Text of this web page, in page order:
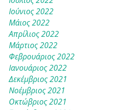
Ιούνιος 2022
Μάιος 2022
Απρίλιος 2022
Μάρτιος 2022
Φεβρουάριος 2022
Ιανουάριος 2022
Δεκέμβριος 2021
Νοέμβριος 2021
Οκτώβριος 2021